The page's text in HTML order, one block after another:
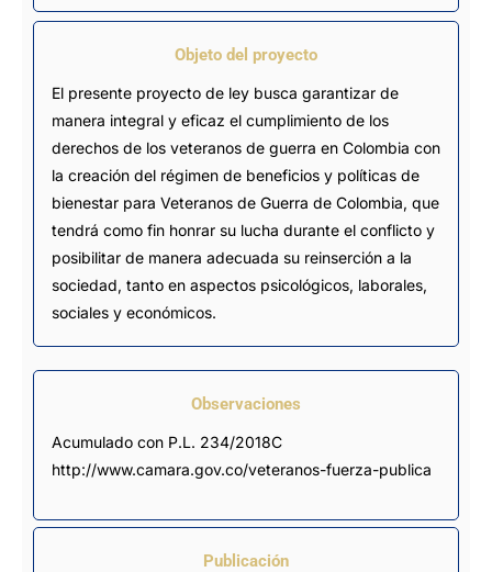
Objeto del proyecto
El presente proyecto de ley busca garantizar de
manera integral y eficaz el cumplimiento de los
derechos de los veteranos de guerra en Colombia con
la creación del régimen de beneficios y políticas de
bienestar para Veteranos de Guerra de Colombia, que
tendrá como fin honrar su lucha durante el conflicto y
posibilitar de manera adecuada su reinserción a la
sociedad, tanto en aspectos psicológicos, laborales,
sociales y económicos.
Observaciones
Acumulado con P.L. 234/2018C
http://www.camara.gov.co/veteranos-fuerza-publica
Publicación